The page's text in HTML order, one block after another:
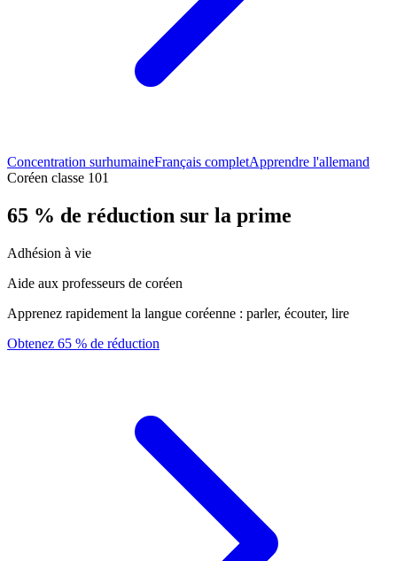
Concentration surhumaineFrançais completApprendre l'allemand
Coréen classe 101
65 % de réduction sur la prime
Adhésion à vie
Aide aux professeurs de coréen
Apprenez rapidement la langue coréenne : parler, écouter, lire
Obtenez 65 % de réduction